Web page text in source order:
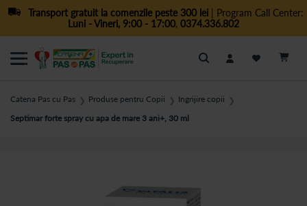
Transport gratuit la comenzile peste 300 lei| Program Call Center:
Luni - Vineri, 9:00 - 17:00, 0374.336.802
Cautare
Catena Pas cu Pas ❯ Produse pentru Copii ❯ Ingrijire copii ❯
Septimar forte spray cu apa de mare 3 ani+, 30 ml